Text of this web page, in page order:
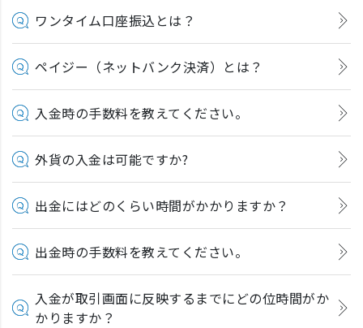
ワンタイム口座振込とは？
ペイジー（ネットバンク決済）とは？
入金時の手数料を教えてください。
外貨の入金は可能ですか?
出金にはどのくらい時間がかかりますか？
出金時の手数料を教えてください。
入金が取引画面に反映するまでにどの位時間がか
かりますか？